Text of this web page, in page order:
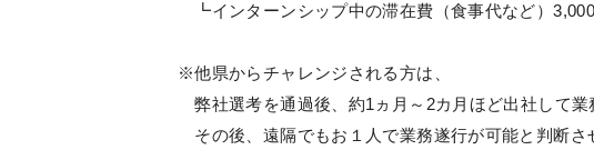
┗インターンシップ中の滞在費（食事代など）
※他県からチャレンジされる方は、
弊社選考を通過後、約1ヵ月～2カ月ほど出社して業
その後、遠隔でもお１人で業務遂行が可能と判断さ